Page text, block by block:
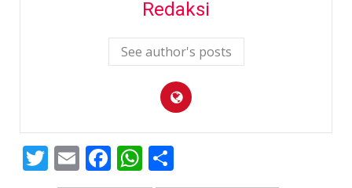
Redaksi
See author's posts
Twitter
EmailFacebook
WhatsApp